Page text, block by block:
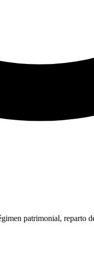
patrimonial, reparto